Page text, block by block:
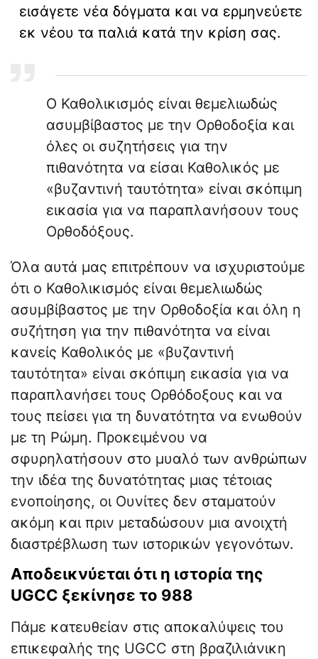
εισάγετε νέα δόγματα και να ερμηνεύετε
εκ νέου τα παλιά κατά την κρίση σας.
Ο Καθολικισμός είναι θεμελιωδώς
ασυμβίβαστος με την Ορθοδοξία και
όλες οι συζητήσεις για την
πιθανότητα να είσαι Καθολικός με
«βυζαντινή ταυτότητα» είναι σκόπιμη
εικασία για να παραπλανήσουν τους
Ορθοδόξους.
Όλα αυτά μας επιτρέπουν να ισχυριστούμε
ότι ο Καθολικισμός είναι θεμελιωδώς
ασυμβίβαστος με την Ορθοδοξία και όλη η
συζήτηση για την πιθανότητα να είναι
κανείς Καθολικός με «βυζαντινή
ταυτότητα» είναι σκόπιμη εικασία για να
παραπλανήσει τους Ορθόδοξους και να
τους πείσει για τη δυνατότητα να ενωθούν
με τη Ρώμη. Προκειμένου να
σφυρηλατήσουν στο μυαλό των ανθρώπων
την ιδέα της δυνατότητας μιας τέτοιας
ενοποίησης, οι Ουνίτες δεν σταματούν
ακόμη και πριν μεταδώσουν μια ανοιχτή
διαστρέβλωση των ιστορικών γεγονότων.
Αποδεικνύεται ότι η ιστορία της
UGCC ξεκίνησε το 988
Πάμε κατευθείαν στις αποκαλύψεις του
επικεφαλής της UGCC στη βραζιλιάνικη